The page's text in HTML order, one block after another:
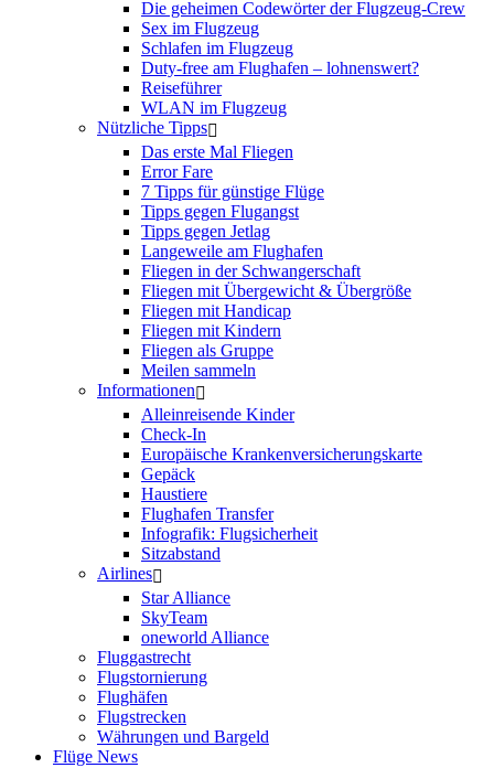
Die geheimen Codewörter der Flugzeug-Crew
Sex im Flugzeug
Schlafen im Flugzeug
Duty-free am Flughafen – lohnenswert?
Reiseführer
WLAN im Flugzeug
Nützliche Tipps
Das erste Mal Fliegen
Error Fare
7 Tipps für günstige Flüge
Tipps gegen Flugangst
Tipps gegen Jetlag
Langeweile am Flughafen
Fliegen in der Schwangerschaft
Fliegen mit Übergewicht & Übergröße
Fliegen mit Handicap
Fliegen mit Kindern
Fliegen als Gruppe
Meilen sammeln
Informationen
Alleinreisende Kinder
Check-In
Europäische Krankenversicherungskarte
Gepäck
Haustiere
Flughafen Transfer
Infografik: Flugsicherheit
Sitzabstand
Airlines
Star Alliance
SkyTeam
oneworld Alliance
Fluggastrecht
Flugstornierung
Flughäfen
Flugstrecken
Währungen und Bargeld
Flüge News